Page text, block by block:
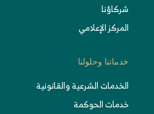
شركاؤنا
المركز الإعلامي
خدماتنا وحلولنا
الخدمات الشرعية والقانونية
خدمات الحوكمة